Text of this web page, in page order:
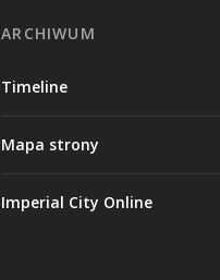
ARCHIWUM
Timeline
Mapa strony
Imperial City Online